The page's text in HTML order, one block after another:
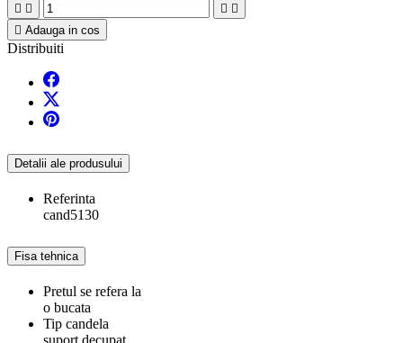
   
 Adauga in cos
Distribuiti
Detalii ale produsului
Referinta
cand5130
Fisa tehnica
Pretul se refera la
o bucata
Tip candela
suport decupat